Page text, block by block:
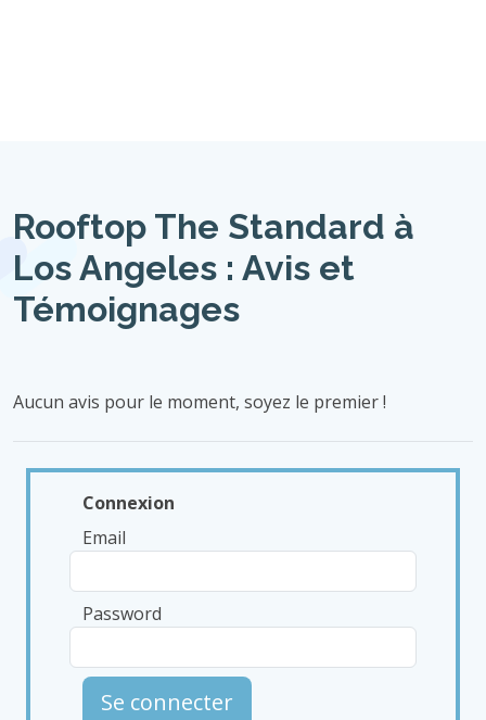
Rooftop The Standard à
Los Angeles : Avis et
Témoignages
Aucun avis pour le moment, soyez le premier !
Connexion
Email
Password
Se connecter